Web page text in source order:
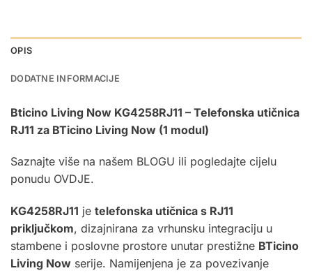
OPIS
DODATNE INFORMACIJE
Bticino Living Now KG4258RJ11 – Telefonska utičnica
RJ11 za BTicino Living Now (1 modul)
Saznajte više na našem BLOGU ili pogledajte cijelu
ponudu OVDJE.
KG4258RJ11 je telefonska utičnica s RJ11
priključkom, dizajnirana za vrhunsku integraciju u
stambene i poslovne prostore unutar prestižne BTicino
Living Now serije. Namijenjena je za povezivanje